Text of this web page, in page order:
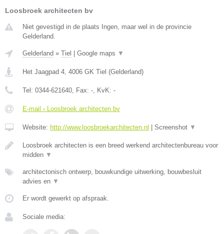
Loosbroek architecten bv
Niet gevestigd in de plaats Ingen, maar wel in de provincie
Gelderland.
Gelderland » Tiel Google maps ▼
Het Jaagpad 4, 4006 GK Tiel (Gelderland)
Tel: 0344-621640, Fax: -, KvK: -
E-mail › Loosbroek architecten bv
Website: http://www.loosbroekarchitecten.nl Screenshot ▼
Loosbroek architecten is een breed werkend architectenbureau voor
midden ▼
architectonisch ontwerp, bouwkundige uitwerking, bouwbesluit
advies en ▼
Er wordt gewerkt op afspraak.
Sociale media: